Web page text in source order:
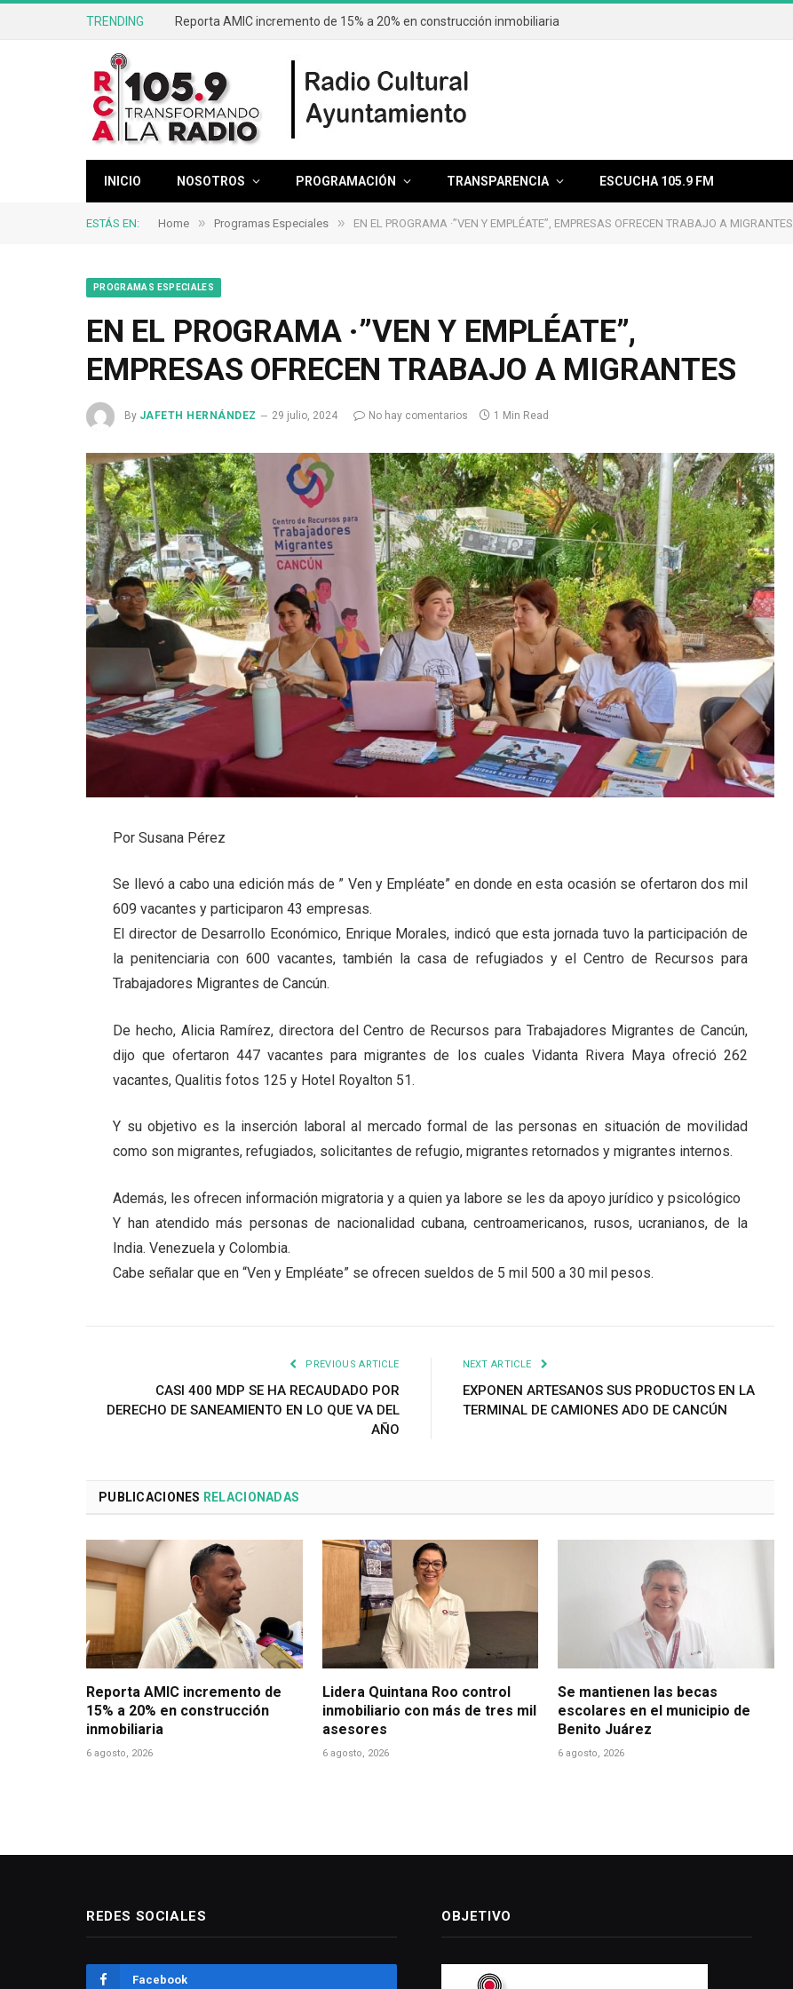
TRENDING Reporta AMIC incremento de 15% a 20% en construcción inmobiliaria
INICIO NOSOTROS PROGRAMACIÓN TRANSPARENCIA ESCUCHA 105.9 FM
ESTÁS EN: Home » Programas Especiales » EN EL PROGRAMA ·”VEN Y EMPLÉATE”, EMPRESAS OFRECEN TRABAJO A MIGRANTES
PROGRAMAS ESPECIALES
EN EL PROGRAMA ·”VEN Y EMPLÉATE”,
EMPRESAS OFRECEN TRABAJO A MIGRANTES
By JAFETH HERNÁNDEZ 29 julio, 2024 No hay comentarios 1 Min Read
Por Susana Pérez
Se llevó a cabo una edición más de ” Ven y Empléate” en donde en esta ocasión se ofertaron dos mil
609 vacantes y participaron 43 empresas.
El director de Desarrollo Económico, Enrique Morales, indicó que esta jornada tuvo la participación de
la penitenciaria con 600 vacantes, también la casa de refugiados y el Centro de Recursos para
Trabajadores Migrantes de Cancún.
De hecho, Alicia Ramírez, directora del Centro de Recursos para Trabajadores Migrantes de Cancún,
dijo que ofertaron 447 vacantes para migrantes de los cuales Vidanta Rivera Maya ofreció 262
vacantes, Qualitis fotos 125 y Hotel Royalton 51.
Y su objetivo es la inserción laboral al mercado formal de las personas en situación de movilidad
como son migrantes, refugiados, solicitantes de refugio, migrantes retornados y migrantes internos.
Además, les ofrecen información migratoria y a quien ya labore se les da apoyo jurídico y psicológico
Y han atendido más personas de nacionalidad cubana, centroamericanos, rusos, ucranianos, de la
India. Venezuela y Colombia.
Cabe señalar que en “Ven y Empléate” se ofrecen sueldos de 5 mil 500 a 30 mil pesos.
PREVIOUS ARTICLE
CASI 400 MDP SE HA RECAUDADO POR
DERECHO DE SANEAMIENTO EN LO QUE VA DEL
AÑO
NEXT ARTICLE
EXPONEN ARTESANOS SUS PRODUCTOS EN LA
TERMINAL DE CAMIONES ADO DE CANCÚN
PUBLICACIONES RELACIONADAS
Reporta AMIC incremento de
15% a 20% en construcción
inmobiliaria
6 agosto, 2026
Lidera Quintana Roo control
inmobiliario con más de tres mil
asesores
6 agosto, 2026
Se mantienen las becas
escolares en el municipio de
Benito Juárez
6 agosto, 2026
REDES SOCIALES
Facebook
OBJETIVO